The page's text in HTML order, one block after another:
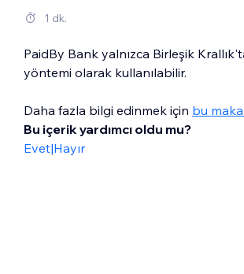
1 dk.
PaidBy Bank yalnızca Birleşik
yöntemi olarak kullanılabilir.
Daha fazla bilgi edinmek için bu
Bu içerik yardımcı oldu mu?
Evet|Hayır